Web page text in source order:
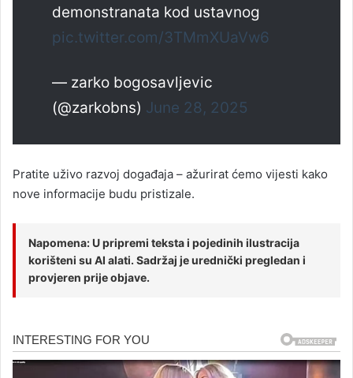
demonstranata kod ustavnog
pic.twitter.com/3TMmXUaVw6
— zarko bogosavljevic
(@zarkobns) June 28, 2025
Pratite uživo razvoj događaja – ažurirat ćemo vijesti kako
nove informacije budu pristizale.
Napomena: U pripremi teksta i pojedinih ilustracija
korišteni su AI alati. Sadržaj je urednički pregledan i
provjeren prije objave.